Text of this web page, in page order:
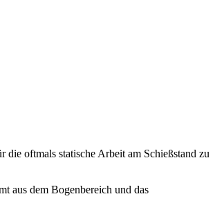
oftmals statische Arbeit am Schießstand zu
aus dem Bogenbereich und das